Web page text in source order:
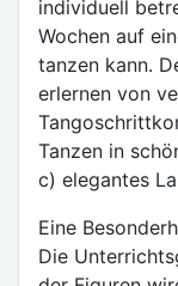
individuell
Wochen auf
tanzen kann.
erlernen von
Tanzen in
c) elegantes
Eine
Die